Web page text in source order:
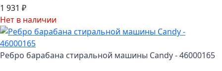
1 931 ₽
Нет в наличии
Ребро барабана стиральной машины Candy - 46000165